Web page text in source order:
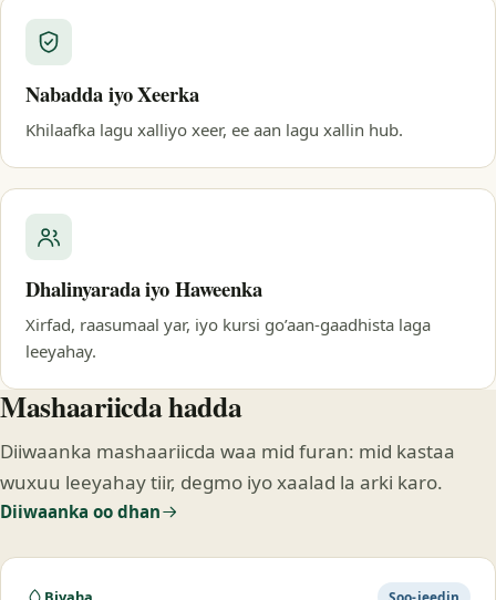
Nabadda iyo Xeerka
Khilaafka lagu xalliyo xeer, ee aan lagu xallin hub.
Dhalinyarada iyo Haweenka
Xirfad, raasumaal yar, iyo kursi go’aan-gaadhista laga
leeyahay.
Mashaariicda hadda
Diiwaanka mashaariicda waa mid furan: mid kastaa
wuxuu leeyahay tiir, degmo iyo xaalad la arki karo.
Diiwaanka oo dhan
Soo-jeedin